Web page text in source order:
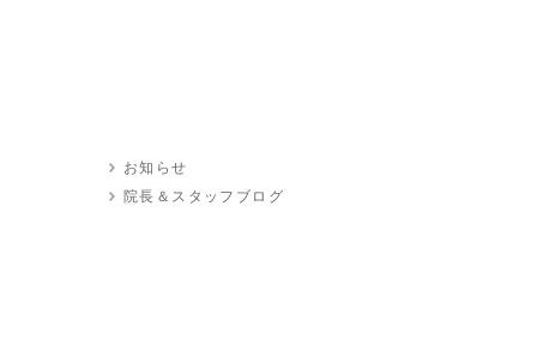
お知らせ
院長＆スタッフブログ